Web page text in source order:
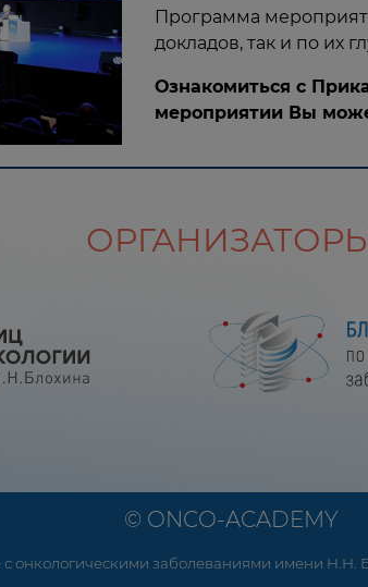
Программа
докладов, так и по их
Ознакомиться с
мероприятии Вы
© ONCO-ACADEMY
онкологическими заболеваниями имени Н.Н.